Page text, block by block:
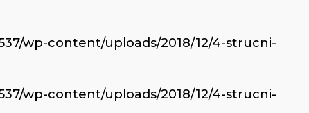
wp-content/uploads/2018/12/4-strucni-
wp-content/uploads/2018/12/4-strucni-